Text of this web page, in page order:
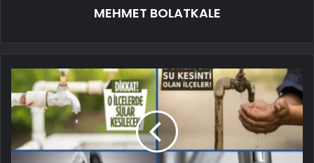
MEHMET BOLATKALE